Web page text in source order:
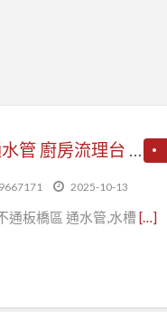
浴室水管阻塞板橋區通水管 廚房流理台 洗碗槽排水管堵塞怎麼辦
2025-10-13
通板橋區 通水管,水槽[…]